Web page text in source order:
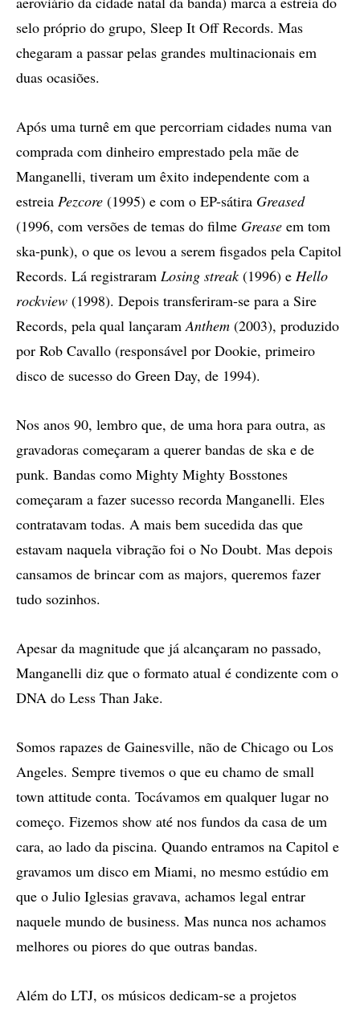
selo próprio do grupo, Sleep It Off Records. Mas
chegaram a passar pelas grandes multinacionais em
duas ocasiões.
Após uma turnê em que percorriam cidades numa van
comprada com dinheiro emprestado pela mãe de
Manganelli, tiveram um êxito independente com a
estreia Pezcore (1995) e com o EP-sátira Greased
(1996, com versões de temas do filme Grease em tom
ska-punk), o que os levou a serem fisgados pela Capitol
Records. Lá registraram Losing streak(1996) e Hello
rockview (1998). Depois transferiram-se para a Sire
Records, pela qual lançaramAnthem (2003), produzido
por Rob Cavallo (responsável por Dookie, primeiro
disco de sucesso do Green Day, de 1994).
Nos anos 90, lembro que, de uma hora para outra, as
gravadoras começaram a querer bandas de ska e de
punk. Bandas como Mighty Mighty Bosstones
começaram a fazer sucesso recorda Manganelli. Eles
contratavam todas. A mais bem sucedida das que
estavam naquela vibração foi o No Doubt. Mas depois
cansamos de brincar com as majors, queremos fazer
tudo sozinhos.
Apesar da magnitude que já alcançaram no passado,
Manganelli diz que o formato atual é condizente com o
DNA do Less Than Jake.
Somos rapazes de Gainesville, não de Chicago ou Los
Angeles. Sempre tivemos o que eu chamo de small
town attitude conta. Tocávamos em qualquer lugar no
começo. Fizemos show até nos fundos da casa de um
cara, ao lado da piscina. Quando entramos na Capitol e
gravamos um disco em Miami, no mesmo estúdio em
que o Julio Iglesias gravava, achamos legal entrar
naquele mundo de business. Mas nunca nos achamos
melhores ou piores do que outras bandas.
Além do LTJ, os músicos dedicam-se a projetos